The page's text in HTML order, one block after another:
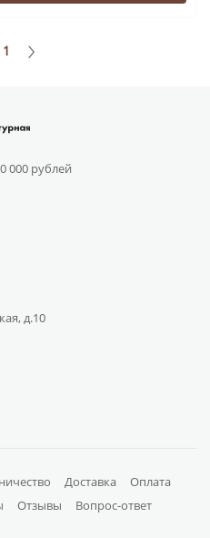
1
000 рублей
д.10
Доставка
Оплата
Отзывы
Вопрос-ответ